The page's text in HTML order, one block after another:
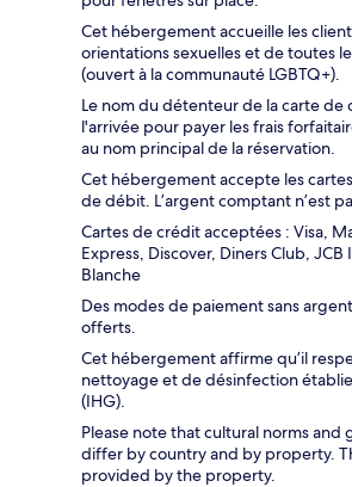
Cet hébergement accueille les
orientations sexuelles et de toutes
(ouvert à la communauté LGBTQ+).
Le nom du détenteur de la carte de
l'arrivée pour payer les frais
au nom principal de la réservation.
Cet hébergement accepte les
de débit. L’argent comptant n’est
Cartes de crédit acceptées : Visa,
Express, Discover, Diners Club,
Blanche
Des modes de paiement sans
offerts.
Cet hébergement affirme qu’il
nettoyage et de désinfection
(IHG).
Please note that cultural norms and
differ by country and by property.
provided by the property.